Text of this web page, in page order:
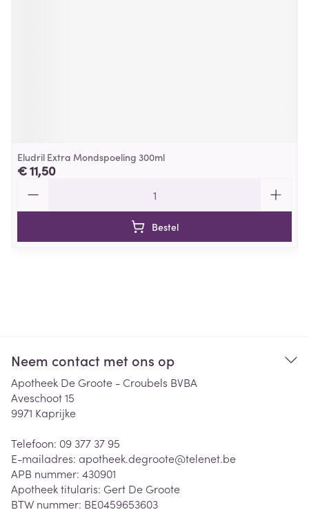
Eludril Extra Mondspoeling 300ml
€ 11,50
Bestel
Neem contact met ons op
Apotheek De Groote - Croubels BVBA
Aveschoot 15
9971 Kaprijke
Telefoon: 09 377 37 95
E-mailadres: apotheek.degroote@telenet.be
APB nummer: 430901
Apotheek titularis: Gert De Groote
BTW nummer: BE0459653603